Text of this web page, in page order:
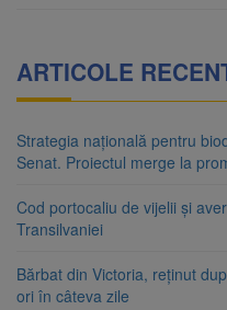
ARTICOLE
Strategia națională pentru
Senat. Proiectul merge la
Cod portocaliu de vijelii și
Transilvaniei
Bărbat din Victoria, reținut
ori în câteva zile